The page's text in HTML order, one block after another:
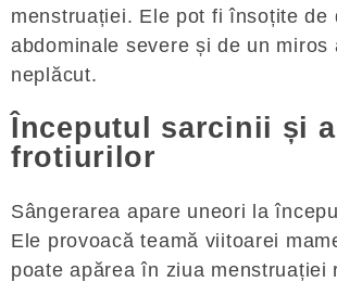
menstruației. Ele pot fi însoțite de
abdominale severe și de un miros
neplăcut.
Începutul sarcinii și
frotiurilor
Sângerarea apare uneori la
Ele provoacă teamă viitoarei
poate apărea în ziua menstruației